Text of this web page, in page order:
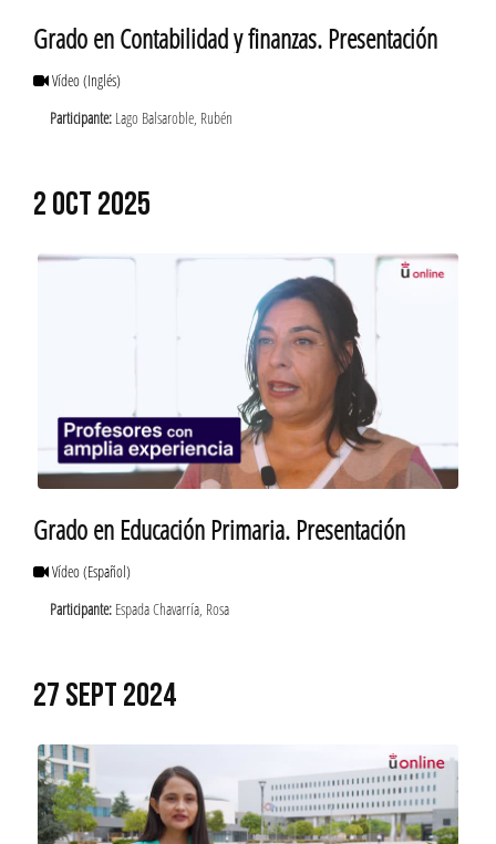
Grado en Contabilidad y finanzas. Presentación
Vídeo(Inglés)
Participante: Lago Balsaroble, Rubén
2 OCT 2025
Grado en Educación Primaria. Presentación
Vídeo(Español)
Participante: Espada Chavarría, Rosa
27 SEPT 2024